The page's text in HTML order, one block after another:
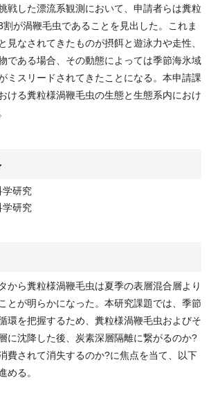
戦した漂流系観測において、申請者らは糞粒
が渦鞭毛虫であることを見出した。これま
見なされてきたものが摂餌と遊泳力や走性、
である場合、その動態によっては季節海氷域
ミスリードされてきたことになる。本申請課
ける糞粒様渦鞭毛虫の生態と生態系内におけ
学研究
学研究
から糞粒様渦鞭毛虫は夏季の表層混合層より
とが明らかになった。本研究課題では、季節
環を把握するため、糞粒様渦鞭毛虫およびそ
に沈降した後、炭素深層隔離に繋がるのか?
費されて消失するのか?に焦点を当て、以下
める。